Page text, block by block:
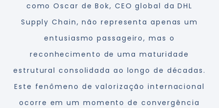
como Oscar de Bok, CEO global da DHL
Supply Chain, não representa apenas um
entusiasmo passageiro, mas o
reconhecimento de uma maturidade
estrutural consolidada ao longo de décadas.
Este fenômeno de valorização internacional
ocorre em um momento de convergência